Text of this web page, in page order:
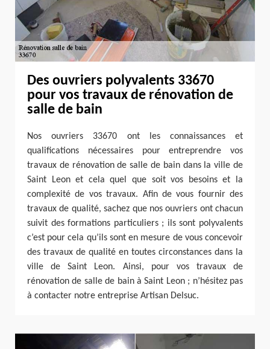
Des ouvriers polyvalents 33670
pour vos travaux de rénovation de
salle de bain
Nos ouvriers 33670 ont les connaissances et
qualifications nécessaires pour entreprendre vos
travaux de rénovation de salle de bain dans la ville de
Saint Leon et cela quel que soit vos besoins et la
complexité de vos travaux. Afin de vous fournir des
travaux de qualité, sachez que nos ouvriers ont chacun
suivit des formations particuliers ; ils sont polyvalents
c’est pour cela qu’ils sont en mesure de vous concevoir
des travaux de qualité en toutes circonstances dans la
ville de Saint Leon. Ainsi, pour vos travaux de
rénovation de salle de bain à Saint Leon ; n’hésitez pas
à contacter notre entreprise Artisan Delsuc.